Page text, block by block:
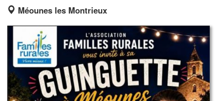
Méounes les Montrieux